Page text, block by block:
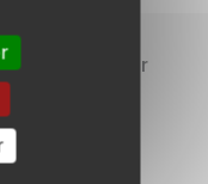
à valeur